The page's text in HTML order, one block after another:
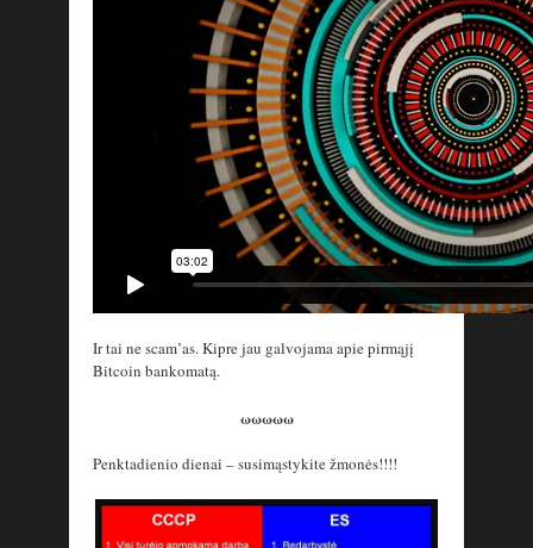
Ir tai ne scam’as. Kipre jau galvojama apie pirmąjį
Bitcoin bankomatą.
ωωωωω
Penktadienio dienai – susimąstykite žmonės!!!!